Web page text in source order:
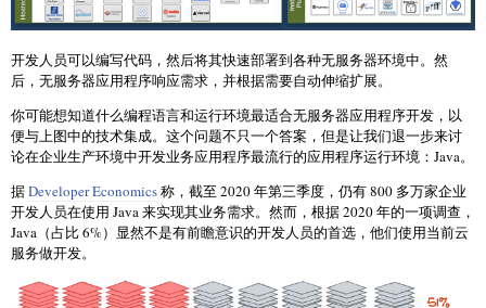
开发人员可以编写代码，然后将其快速部署到各种无服务器环境中。然
后，无服务器应用程序响应需求，并根据需要自动伸缩扩展。
你可能想知道什么编程语言和运行环境最适合无服务器应用程序开发，以
便与上图中的技术集成。这个问题不只一个答案，但是让我们退一步来讨
论在企业生产环境中开发业务应用程序最流行的应用程序运行环境：Java。
据Developer Economics称，截至 2020 年第三季度，仍有 800 多万家企业
开发人员在使用 Java 来实现其业务需求。然而，根据 2020 年的一项调查，
Java（占比 6%）显然不是有前瞻意识的开发人员的首选，他们使用当前云
服务做开发。